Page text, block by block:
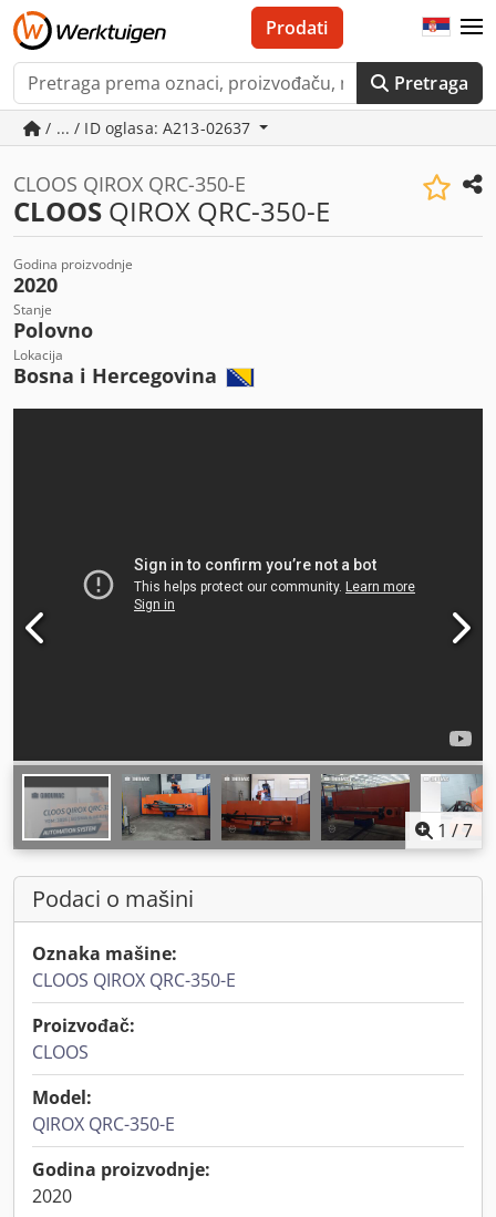
Pretraga
Prodati
/ ... / ID oglasa: A213-02637
CLOOS QIROX QRC-350-E
CLOOS QIROX QRC-350-E
Godina proizvodnje
2020
Stanje
Polovno
Lokacija
Bosna i Hercegovina
1 /7
Podaci o mašini
Oznaka mašine:
CLOOS QIROX QRC-350-E
Proizvođač:
CLOOS
Model:
QIROX QRC-350-E
Godina proizvodnje:
2020